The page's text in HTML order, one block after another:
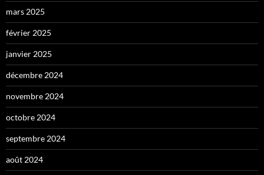
mars 2025
février 2025
janvier 2025
décembre 2024
novembre 2024
octobre 2024
septembre 2024
août 2024